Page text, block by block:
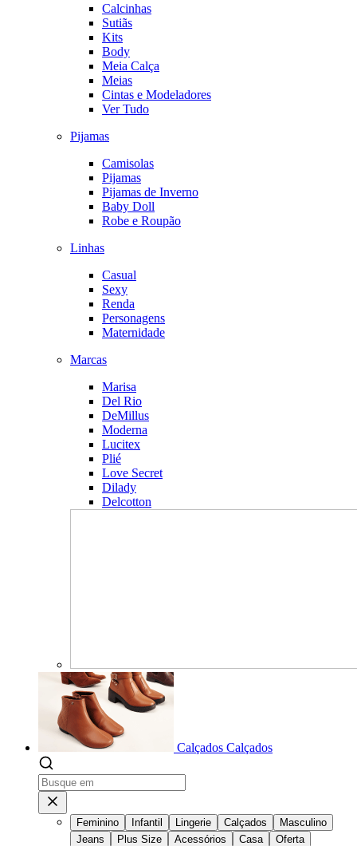
Calcinhas
Sutiãs
Kits
Body
Meia Calça
Meias
Cintas e Modeladores
Ver Tudo
Pijamas
Camisolas
Pijamas
Pijamas de Inverno
Baby Doll
Robe e Roupão
Linhas
Casual
Sexy
Renda
Personagens
Maternidade
Marcas
Marisa
Del Rio
DeMillus
Moderna
Lucitex
Plié
Love Secret
Dilady
Delcotton
Calçados Calçados
Feminino Infantil Lingerie Calçados
Masculino
Jeans
Plus Size Acessórios Casa Oferta